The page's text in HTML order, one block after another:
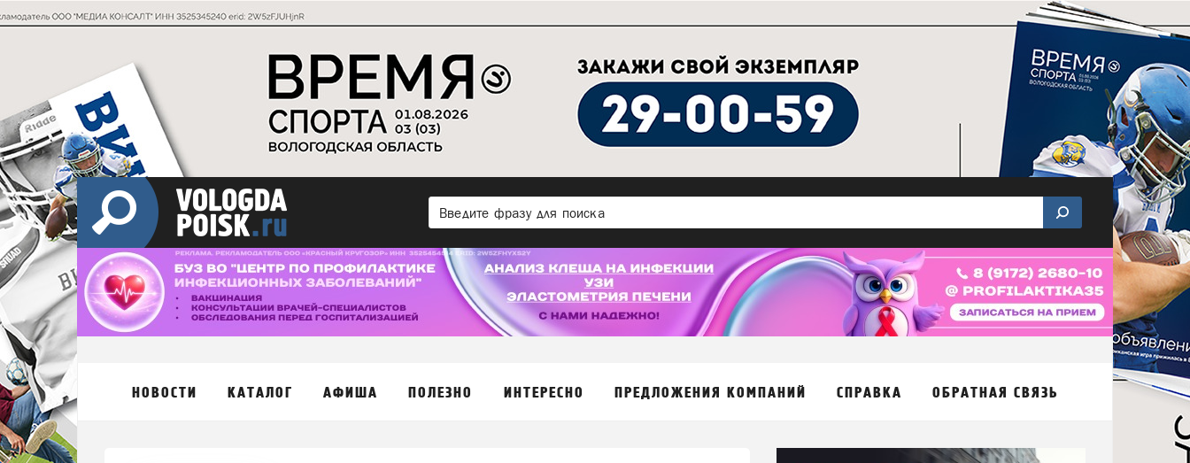
НОВОСТИ КАТАЛОГ АФИША ПОЛЕЗНО ИНТЕРЕСНО ПРЕДЛОЖЕНИЯ КОМПАНИЙ СПРАВКА ОБРАТНАЯ СВЯЗЬ